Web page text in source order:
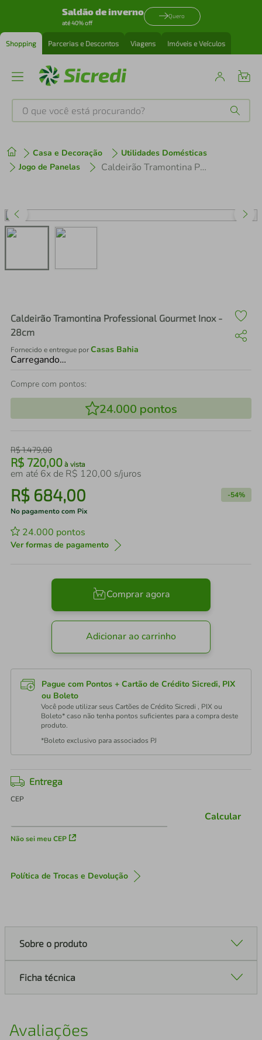
Saldão de inverno
até 40% off
Quero
Shopping Parcerias e Descontos Viagens Imóveis e Veículos
O que você está procurando?
Casa e Decoração
Utilidades Domésticas
Jogo de Panelas
Caldeirão Tramontina Professional Gourmet Inox - 28cm
Caldeirão Tramontina Professional Gourmet Inox -
28cm
Fornecido e entregue porCasas Bahia
Carregando…
Compre com pontos:
24.000 pontos
R$1.479,00
R$ 720,00 à vista
em até 6x de R$ 120,00 s/juros
R$ 684,00 -54%
No pagamento com Pix
24.000 pontos
Ver formas de pagamento
Comprar agora
Adicionar ao carrinho
Pague com Pontos + Cartão de Crédito Sicredi, PIX
ou Boleto
Você pode utilizar seus Cartões de Crédito Sicredi , PIX ou
Boleto* caso não tenha pontos suficientes para a compra deste
produto.
*Boleto exclusivo para associados PJ
Entrega
CEP
Não sei meu CEP
Calcular
Política de Trocas e Devolução
Sobre o produto
Ficha técnica
Avaliações
1º tenis
3º perfume